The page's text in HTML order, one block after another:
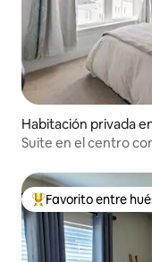
Habitación privada
Suite en el centro
Favorito entre
Favorito entre